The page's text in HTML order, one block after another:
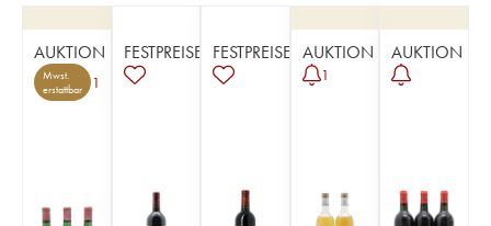
AUKTION
Mwst.
erstattbar
1
FESTPREISE FESTPREISE AUKTION
1
AUKTION